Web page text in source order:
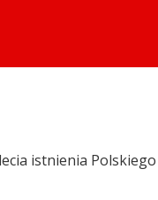
istnienia